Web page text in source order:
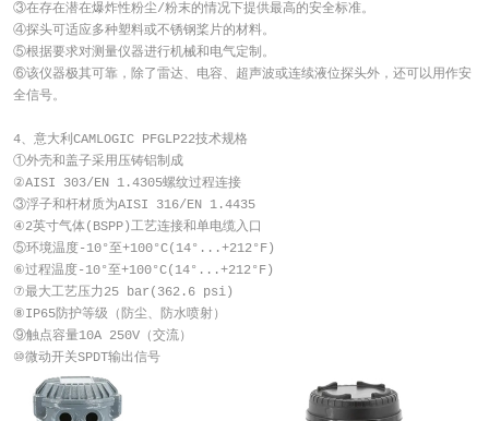
③在存在潜在爆炸性粉尘/粉末的情况下提供最高的安全标准。
④探头可适应多种塑料或不锈钢桨片的材料。
⑤根据要求对测量仪器进行机械和电气定制。
⑥该仪器极其可靠，除了雷达、电容、超声波或连续液位探头外，还可以用作安
全信号。
4、意大利CAMLOGIC PFGLP22技术规格
①外壳和盖子采用压铸铝制成
②AISI 303/EN 1.4305螺纹过程连接
③浮子和杆材质为AISI 316/EN 1.4435
④2英寸气体(BSPP)工艺连接和单电缆入口
⑤环境温度-10°至+100°C(14°...+212°F)
⑥过程温度-10°至+100°C(14°...+212°F)
⑦最大工艺压力25 bar(362.6 psi)
⑧IP65防护等级（防尘、防水喷射）
⑨触点容量10A 250V（交流）
⑩微动开关SPDT输出信号